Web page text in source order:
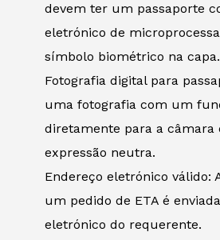
devem ter um passaporte
eletrónico de
símbolo biométrico na capa.
Fotografia digital para
uma fotografia com um
diretamente para a câmara
expressão neutra.
Endereço eletrónico válido:
um pedido de ETA é
eletrónico do requerente.